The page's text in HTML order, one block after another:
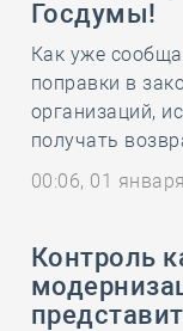
Госдумы!
Как уже
поправки в
организаций,
получать
00:06, 01
Контроль